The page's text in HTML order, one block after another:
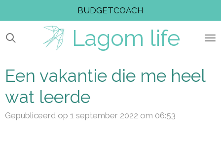
direct
naar
Lagom life
BUDGETCOACH
Een vakantie die me heel
wat leerde
Gepubliceerd op 1 september 2022 om 06:53